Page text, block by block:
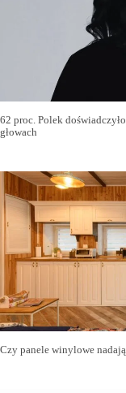
62 proc. Polek
głowach
Czy panele winylowe